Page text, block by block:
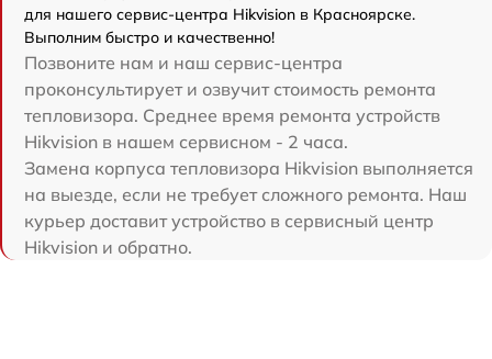
для нашего сервис-центра Hikvision в Красноярске.
Выполним быстро и качественно!
Позвоните нам и наш сервис-центра
проконсультирует и озвучит стоимость ремонта
тепловизора. Среднее время ремонта устройств
Hikvision в нашем сервисном - 2 часа.
Замена корпуса тепловизора Hikvision выполняется
на выезде, если не требует сложного ремонта. Наш
курьер доставит устройство в сервисный центр
Hikvision и обратно.